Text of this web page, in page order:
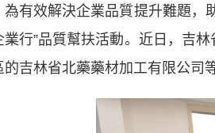
效解決企業品質提升難題，助
業行”品質幫扶活動。近日，吉
的吉林省北藥藥材加工有限公司